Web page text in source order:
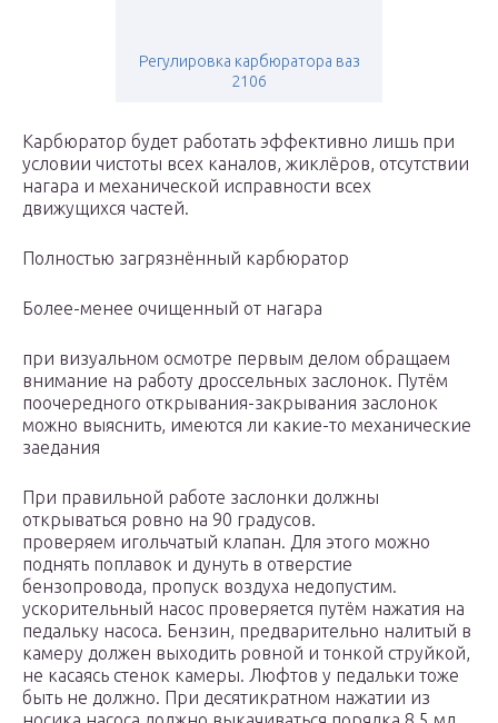
Регулировка карбюратора ваз
2106
Карбюратор будет работать эффективно лишь при
условии чистоты всех каналов, жиклёров, отсутствии
нагара и механической исправности всех
движущихся частей.
Полностью загрязнённый карбюратор
Более-менее очищенный от нагара
при визуальном осмотре первым делом обращаем
внимание на работу дроссельных заслонок. Путём
поочередного открывания-закрывания заслонок
можно выяснить, имеются ли какие-то механические
заедания
При правильной работе заслонки должны
открываться ровно на 90 градусов.
проверяем игольчатый клапан. Для этого можно
поднять поплавок и дунуть в отверстие
бензопровода, пропуск воздуха недопустим.
ускорительный насос проверяется путём нажатия на
педальку насоса. Бензин, предварительно налитый в
камеру должен выходить ровной и тонкой струйкой,
не касаясь стенок камеры. Люфтов у педальки тоже
быть не должно. При десятикратном нажатии из